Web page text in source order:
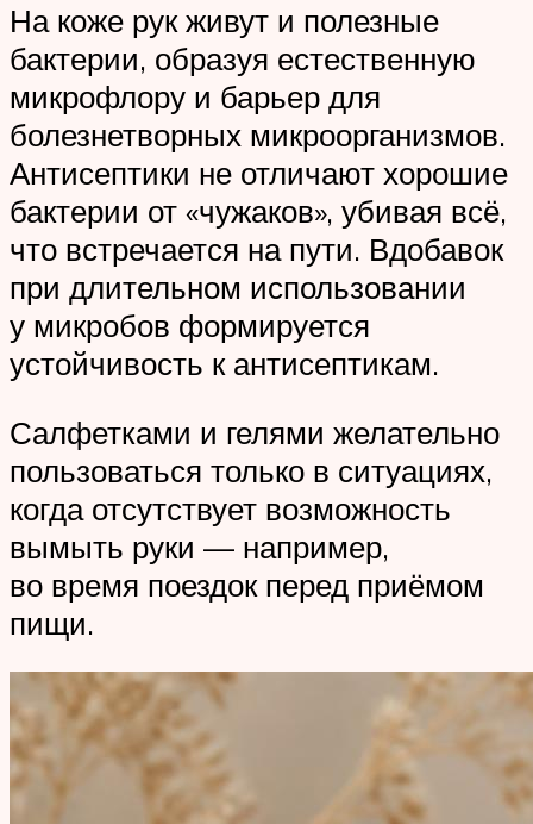
На коже рук живут и полезные
бактерии, образуя естественную
микрофлору и барьер для
болезнетворных микроорганизмов.
Антисептики не отличают хорошие
бактерии от «чужаков», убивая всё,
что встречается на пути. Вдобавок
при длительном использовании
у микробов формируется
устойчивость к антисептикам.
Салфетками и гелями желательно
пользоваться только в ситуациях,
когда отсутствует возможность
вымыть руки — например,
во время поездок перед приёмом
пищи.